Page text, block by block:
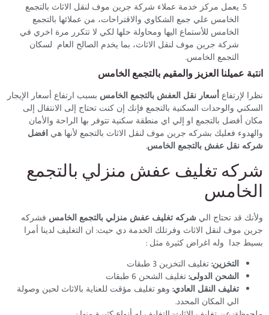
يعمل مركز خدمة عملاء شركة جرين موف لنقل الاثاث بالتجمع
الخامس علي جمع الشكاوي والاقتراحات، من عملائها بالتجمع
الخامس للأستماع اليها ومحاولة حلها لكي لا تتكرر مرة اخري في
شركة جرين موف لنقل الاثاث، بما يخدم الصالح العام لسكان
التجمع الخامس.
انتبة عميلنا العزيز والمقيم بالتجمع الخامس
نظرا لإرتفاع أسعار نقل العفش بالتجمع الخامس بسبب ارتفاع أسعار الإيجار
السكني والوحدات السكنية بالتجمع فإنك إن كنت تحتاج إلى الانتقال إلى
مكان أفضل بالتجمع او إلي اي منطقة سكنية تتوفر بها الراحة والأمان
والهدوء فعليك بشركه جرين موف لنقل الاثاث بالتجمع لأنها هي افضل
شركه نقل عفش بالتجمع الخامس.
شركه تغليف عفش منزلي بالتجمع
الخامس
ولأنك قد تحتاج الي شركه تغليف عفش منزلي بالتجمع الخامس فشركه
جرين موف لنقل الاثاث وفرتلك الخدمة دي حيث: ان التغليف لدينا أمرا
بسيط جدا وله اغراض كثيرة مثل :
التخزين: تغليف التخزين 3 طبقات
الشحن الدولى: تغليف الشحن 6 طبقات
تغليف النقل العادي: وهو تغليف مؤقت للعناية بالاثاث لحين وصولة
الي المكان المحدد.